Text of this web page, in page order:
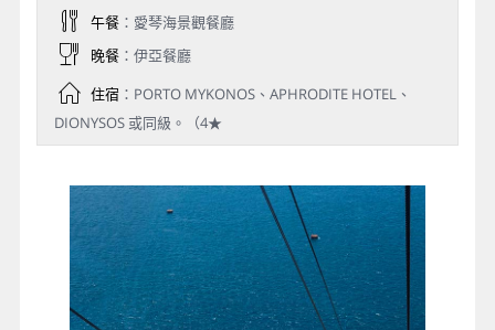
午餐：愛琴海景觀餐廳
晚餐：伊亞餐廳
住宿：PORTO MYKONOS、APHRODITE HOTEL、
DIONYSOS 或同級。（4★